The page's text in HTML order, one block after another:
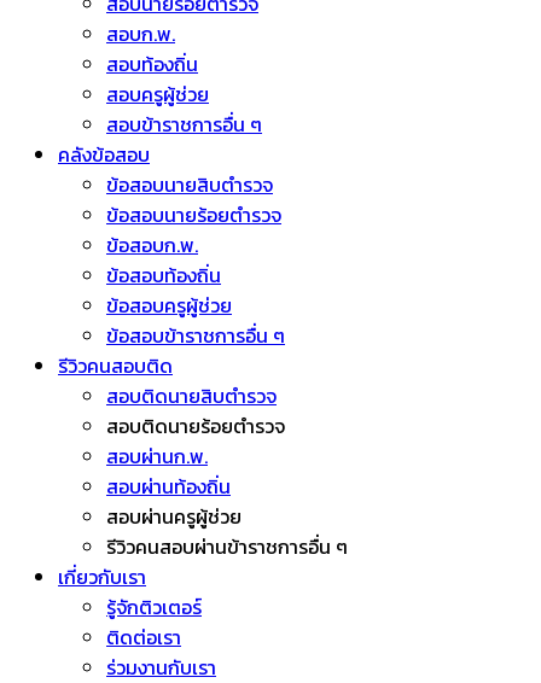
สอบก.พ.
สอบท้องถิ่น
สอบครูผู้ช่วย
สอบข้าราชการอื่น ๆ
คลังข้อสอบ
ข้อสอบนายสิบตำรวจ
ข้อสอบนายร้อยตำรวจ
ข้อสอบก.พ.
ข้อสอบท้องถิ่น
ข้อสอบครูผู้ช่วย
ข้อสอบข้าราชการอื่น ๆ
รีวิวคนสอบติด
สอบติดนายสิบตำรวจ
สอบติดนายร้อยตำรวจ
สอบผ่านก.พ.
สอบผ่านท้องถิ่น
สอบผ่านครูผู้ช่วย
รีวิวคนสอบผ่านข้าราชการอื่น ๆ
เกี่ยวกับเรา
รู้จักติวเตอร์
ติดต่อเรา
ร่วมงานกับเรา